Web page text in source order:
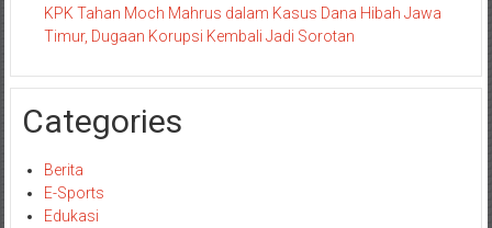
KPK Tahan Moch Mahrus dalam Kasus Dana Hibah Jawa
Timur, Dugaan Korupsi Kembali Jadi Sorotan
Categories
Berita
E-Sports
Edukasi